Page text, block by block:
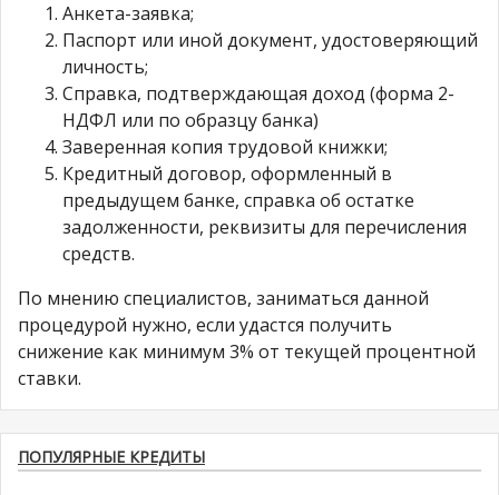
Анкета-заявка;
Паспорт или иной документ, удостоверяющий
личность;
Справка, подтверждающая доход (форма 2-
НДФЛ или по образцу банка)
Заверенная копия трудовой книжки;
Кредитный договор, оформленный в
предыдущем банке, справка об остатке
задолженности, реквизиты для перечисления
средств.
По мнению специалистов, заниматься данной
процедурой нужно, если удастся получить
снижение как минимум 3% от текущей процентной
ставки.
ПОПУЛЯРНЫЕ КРЕДИТЫ